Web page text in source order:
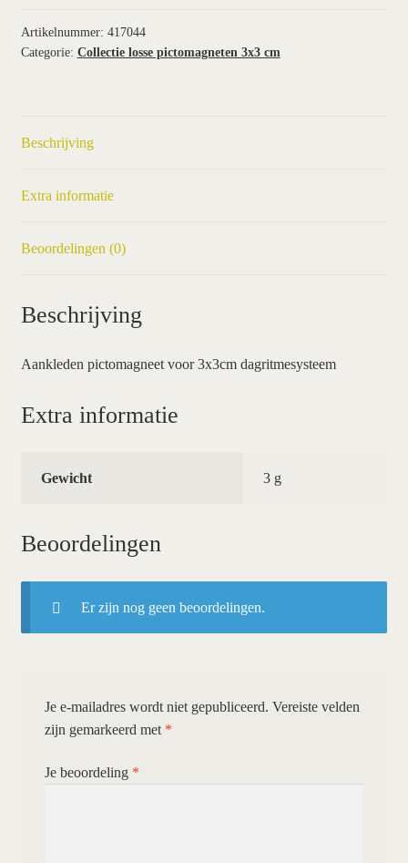
Artikelnummer: 417044
Categorie: Collectie losse pictomagneten 3x3 cm
Beschrijving
Extra informatie
Beoordelingen (0)
Beschrijving
Aankleden pictomagneet voor 3x3cm dagritmesysteem
Extra informatie
Gewicht 3 g
Beoordelingen
Er zijn nog geen beoordelingen.
Je e-mailadres wordt niet gepubliceerd. Vereiste velden
zijn gemarkeerd met *
Je beoordeling *